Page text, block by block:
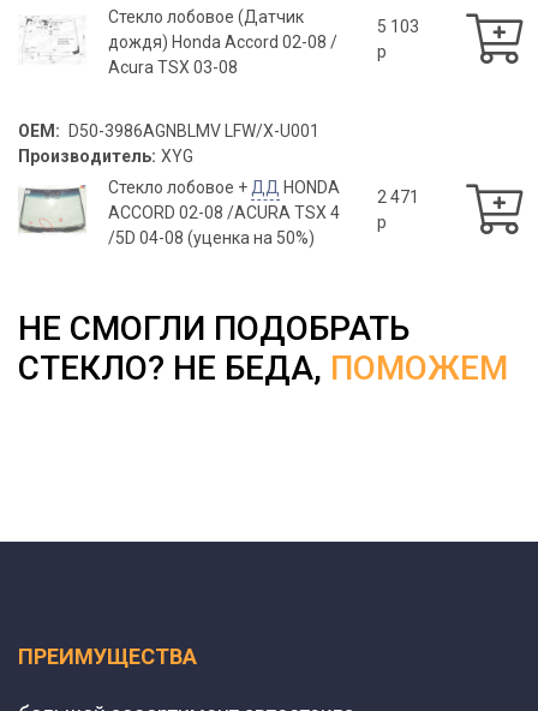
Стекло лобовое (Датчик
дождя) Honda Accord 02-08 /
Acura TSX 03-08
5 103
p
OEM:
D50-3986AGNBLMV LFW/X-U001
Производитель: XYG
Стекло лобовое + ДД HONDA
ACCORD 02-08 /ACURA TSX 4
/5D 04-08 (уценка на 50%)
2 471
p
НЕ СМОГЛИ ПОДОБРАТЬ
СТЕКЛО? НЕ БЕДА, ПОМОЖЕМ
ПРЕИМУЩЕСТВА